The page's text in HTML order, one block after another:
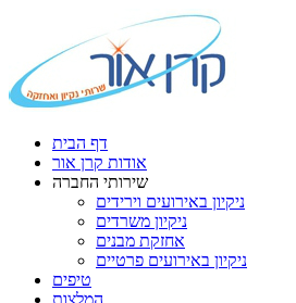
דף הבית
אודות קרן אור
שירותי החברה
ניקיון באירועים וירידים
ניקיון משרדים
אחזקת מבנים
ניקיון באירועים פרטיים
טיפים
המלצות